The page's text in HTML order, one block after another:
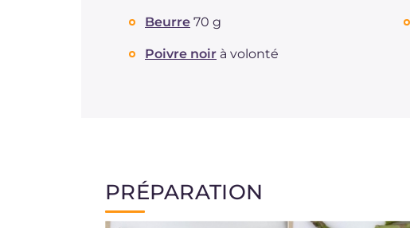
Beurre 70 g
Poivre noir à volonté
PRÉPARATION